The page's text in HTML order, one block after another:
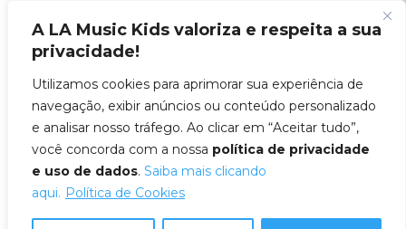
A LA Music Kids valoriza e respeita a sua
privacidade!
Utilizamos cookies para aprimorar sua experiência de
navegação, exibir anúncios ou conteúdo personalizado
e analisar nosso tráfego. Ao clicar em “Aceitar tudo”,
você concorda com a nossa política de privacidade
e uso de dados. Saiba mais clicando
aqui. Política de Cookies